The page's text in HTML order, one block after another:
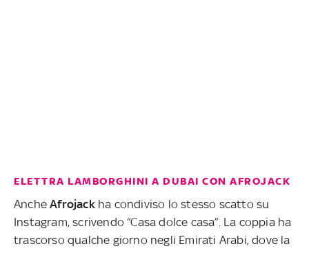
ELETTRA LAMBORGHINI A DUBAI CON AFROJACK
AncheAfrojackha condiviso lo stesso scatto su
Instagram, scrivendo “Casa dolce casa”. La coppia ha
trascorso qualche giorno negli Emirati Arabi, dove la